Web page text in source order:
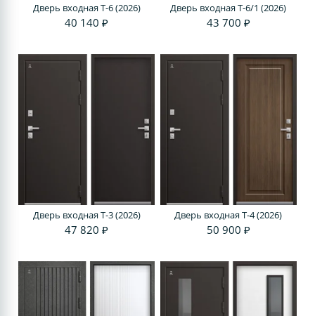
Дверь входная T-6 (2026)
40 140 ₽
Дверь входная T-6/1 (2026)
43 700 ₽
Дверь входная T-3 (2026)
47 820 ₽
Дверь входная T-4 (2026)
50 900 ₽